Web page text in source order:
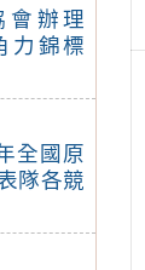
會辦理
力錦標
全國原
隊各競